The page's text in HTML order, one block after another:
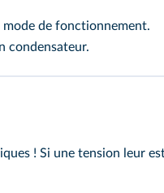
de fonctionnement.
condensateur.
! Si une tension leur